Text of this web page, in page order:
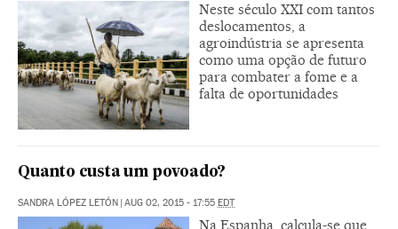
Neste século XXI com tantos
deslocamentos, a
agroindústria se apresenta
como uma opção de futuro
para combater a fome e a
falta de oportunidades
Quanto custa um povoado?
SANDRA LÓPEZ LETÓN | AUG 02, 2015 - 17:55 EDT
Na Espanha, calcula-se que